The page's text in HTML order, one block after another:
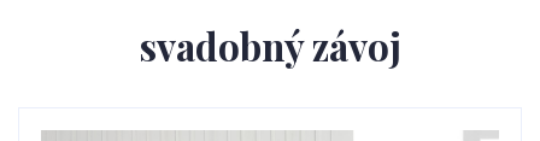
svadobný závoj